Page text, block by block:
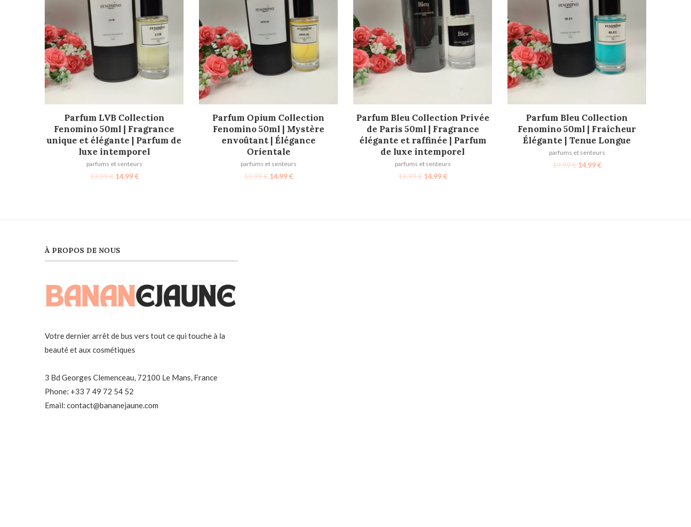
AJOUTER AU PANIER
Parfum LVB Collection
Fenomino 50ml | Fragrance
unique et élégante | Parfum de
luxe intemporel
parfums et senteurs
19.99€ 14.99€
AJOUTER AU PANIER
Parfum Opium Collection
Fenomino 50ml | Mystère
envoûtant | Élégance
Orientale
parfums et senteurs
19.99€ 14.99€
AJOUTER AU PANIER
Parfum Bleu Collection Privée
de Paris 50ml | Fragrance
élégante et raffinée | Parfum
de luxe intemporel
parfums et senteurs
19.99€ 14.99€
AJOUTER AU PANIER
Parfum Bleu Collection
Fenomino 50ml | Fraîcheur
Élégante | Tenue Longue
parfums et senteurs
19.99€ 14.99€
À PROPOS DE NOUS
Votre dernier arrêt de bus vers tout ce qui touche à la
beauté et aux cosmétiques
3 Bd Georges Clemenceau, 72100 Le Mans, France
Phone: +33 7 49 72 54 52
Email: contact@bananejaune.com